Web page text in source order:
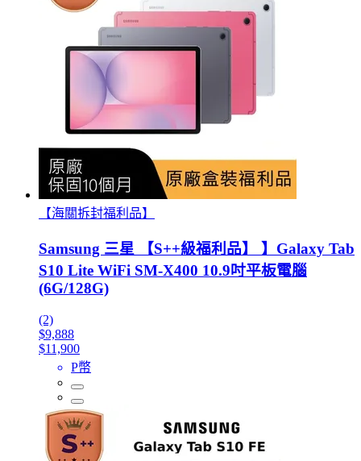
【海關拆封福利品】
Samsung 三星 【S++級福利品】 】Galaxy Tab
S10 Lite WiFi SM-X400 10.9吋平板電腦
(6G/128G)
(2)
$9,888
$11,900
P幣